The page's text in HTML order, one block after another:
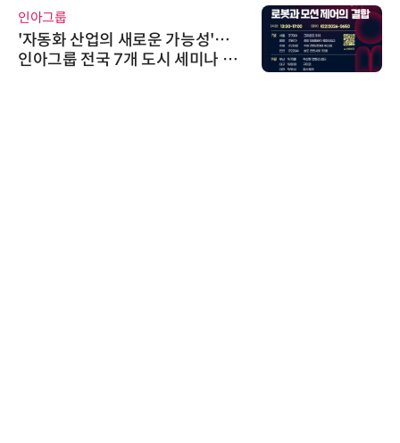
인아그룹
'자동화 산업의 새로운 가능성'…
인아그룹 전국 7개 도시 세미나 페